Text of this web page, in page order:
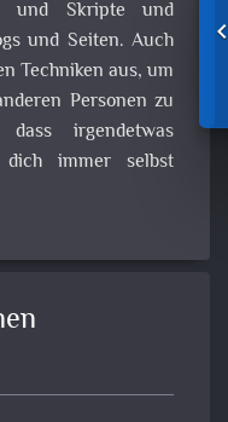
und Skripte und
und Seiten. Auch
Techniken aus, um
Personen zu
irgendetwas
immer selbst